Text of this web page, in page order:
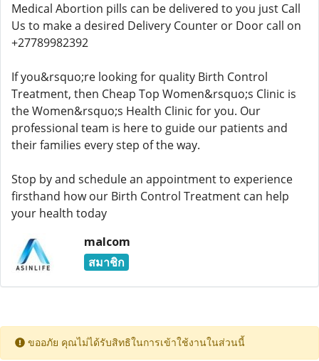
Medical Abortion pills can be delivered to you just Call
Us to make a desired Delivery Counter or Door call on
+27789982392
If you&rsquo;re looking for quality Birth Control
Treatment, then Cheap Top Women&rsquo;s Clinic is
the Women&rsquo;s Health Clinic for you. Our
professional team is here to guide our patients and
their families every step of the way.
Stop by and schedule an appointment to experience
firsthand how our Birth Control Treatment can help
your health today
malcom
สมาชิก
ขออภัย คุณไม่ได้รับสิทธิในการเข้าใช้งานในส่วนนี้